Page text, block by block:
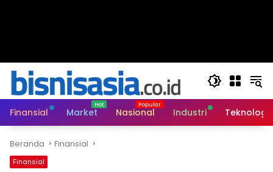
Finansial Market Nasional Industri Teknologi
Beranda Finansial
Finansial